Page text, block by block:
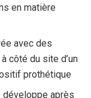
en matière
avec des
côté du site d’un
prothétique
développe après